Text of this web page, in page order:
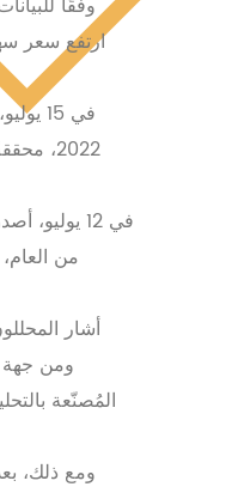
2022،
أشار
ومن جهة
ومع ذلك،